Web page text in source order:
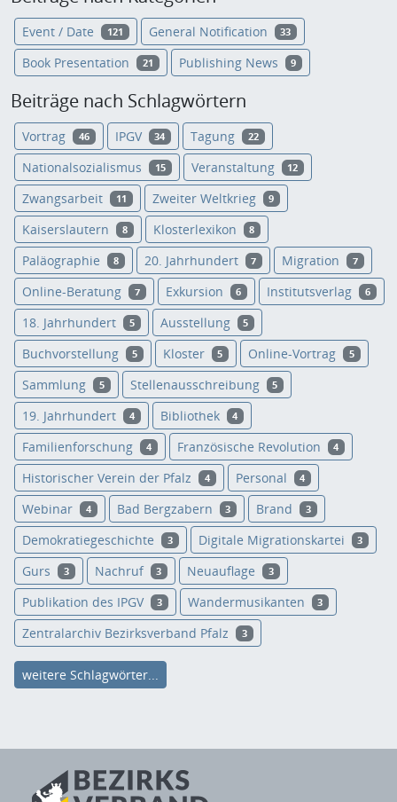
Event / Date 121 General Notification 33
Book Presentation 21 Publishing News 9
Beiträge nach Schlagwörtern
Vortrag 46 IPGV 34 Tagung 22
Nationalsozialismus 15 Veranstaltung 12
Zwangsarbeit 11 Zweiter Weltkrieg 9
Kaiserslautern 8 Klosterlexikon 8
Paläographie 8 20. Jahrhundert 7 Migration 7
Online-Beratung 7 Exkursion 6 Institutsverlag 6
18. Jahrhundert 5 Ausstellung 5
Buchvorstellung 5 Kloster 5 Online-Vortrag 5
Sammlung 5 Stellenausschreibung 5
19. Jahrhundert 4 Bibliothek 4
Familienforschung 4 Französische Revolution 4
Historischer Verein der Pfalz 4 Personal 4
Webinar 4 Bad Bergzabern 3 Brand 3
Demokratiegeschichte 3 Digitale Migrationskartei 3
Gurs 3 Nachruf 3 Neuauflage 3
Publikation des IPGV 3 Wandermusikanten 3
Zentralarchiv Bezirksverband Pfalz 3
weitere Schlagwörter...